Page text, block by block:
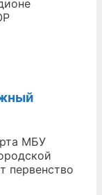
МБУ
первенство